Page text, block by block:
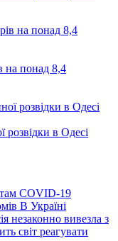
на понад 8,4
розвідки в Одесі
COVID-19
В Україні
незаконно вивезла з
світ реагувати